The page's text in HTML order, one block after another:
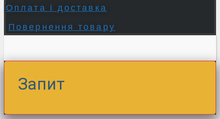
Оплата і доставка
Повернення товару
Запит